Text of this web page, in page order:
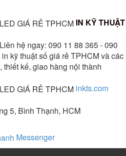
IN KỸ THUẬT
hệ ngay: 090 11 88 365 - 090
kỹ thuật số giá rẻ TPHCM và các
kế, giao hàng nội thành
inkts.com
5, Bình Thạnh, HCM
Messenger